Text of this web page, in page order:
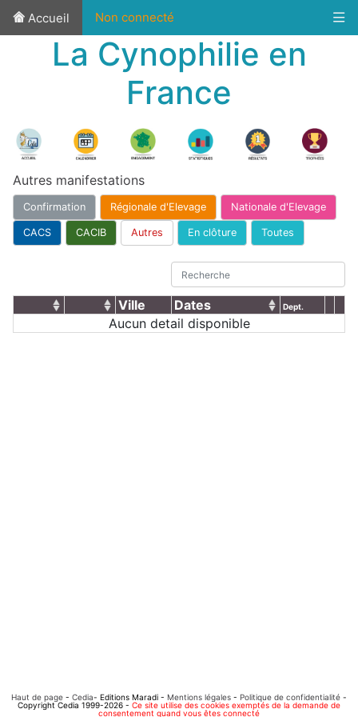
Accueil Non connecté
La Cynophilie en
France
Autres manifestations
Confirmation Régionale d'Elevage Nationale d'Elevage
CACS CACIB Autres En clôture Toutes
Ville Dates Dept.
Aucun detail disponible
Haut de page - Cedia- Editions Maradi - Mentions légales - Politique de confidentialité -
Copyright Cedia 1999-2026 - Ce site utilise des cookies exemptés de la demande de
consentement quand vous êtes connecté